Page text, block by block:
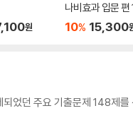
원
나비효과 입문 편
문학 (2026년용)
10% 15,300
었던 주요 기출문제 148제를